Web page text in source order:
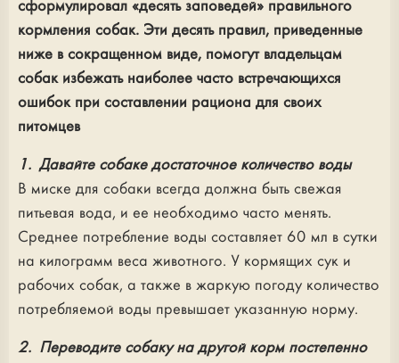
сформулировал «десять заповедей» правильного
кормления собак. Эти десять правил, приведенные
ниже в сокращенном виде, помогут владельцам
собак избежать наиболее часто встречающихся
ошибок при составлении рациона для своих
питомцев
1. Давайте собаке достаточное количество воды
В миске для собаки всегда должна быть свежая
питьевая вода, и ее необходимо часто менять.
Среднее потребление воды составляет 60 мл в сутки
на килограмм веса животного. У кормящих сук и
рабочих собак, а также в жаркую погоду количество
потребляемой воды превышает указанную норму.
2. Переводите собаку на другой корм постепенно